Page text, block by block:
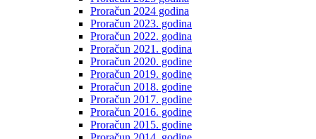
Proračun 2024 godina
Proračun 2023. godina
Proračun 2022. godina
Proračun 2021. godina
Proračun 2020. godine
Proračun 2019. godine
Proračun 2018. godine
Proračun 2017. godine
Proračun 2016. godine
Proračun 2015. godine